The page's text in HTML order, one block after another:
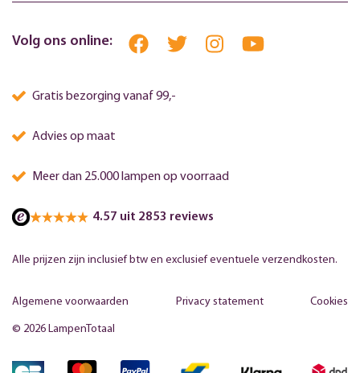
Volg ons online:
Gratis bezorging vanaf 99,-
Advies op maat
Meer dan 25.000 lampen op voorraad
4.57 uit 2853 reviews
Alle prijzen zijn inclusief btw en exclusief eventuele verzendkosten.
© 2026 LampenTotaal
Algemene voorwaarden Privacy statement Cookies